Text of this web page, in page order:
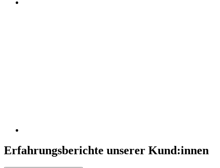
Erfahrungsberichte unserer Kund:innen